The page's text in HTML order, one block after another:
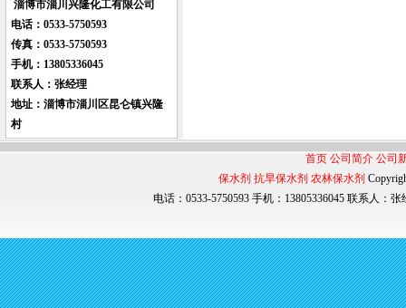
淄博市淄川兴隆化工有限公司
电话：0533-5750593
传真：0533-5750593
手机： 13805336045
联系人：张经理
地址：淄博市淄川区昆仑镇兴隆
村
首页 公司简介 公司
保水剂 抗旱保水剂 农林保水剂
电话：0533-5750593 手机：13805336045 联系人：